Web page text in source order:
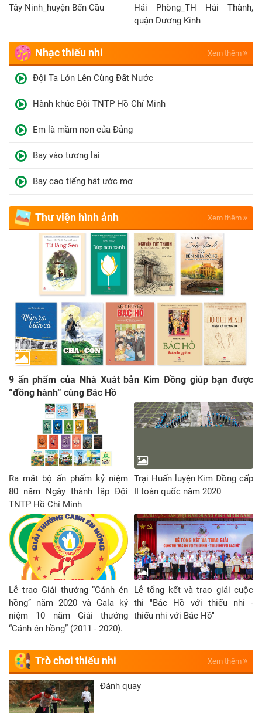
Tây Ninh_huyện Bến Cầu
Hải Phòng_TH Hải Thành,
quận Dương Kinh
Nhạc thiếu nhi Xem thêm
Đội Ta Lớn Lên Cùng Đất Nước
Hành khúc Đội TNTP Hồ Chí Minh
Em là mầm non của Đảng
Bay vào tương lai
Bay cao tiếng hát ước mơ
Thư viện hình ảnh Xem thêm
9 ấn phẩm của Nhà Xuát bản Kim Đồng giúp bạn được
“đồng hành” cùng Bác Hồ
Ra mắt bộ ấn phấm kỷ niệm
80 năm Ngày thành lập Đội
TNTP Hồ Chí Minh
Trại Huấn luyện Kim Đồng cấp
II toàn quốc năm 2020
Lễ trao Giải thưởng “Cánh én
hồng” năm 2020 và Gala kỷ
niệm 10 năm Giải thưởng
“Cánh én hồng” (2011 - 2020).
Lễ tổng kết và trao giải cuộc
thi "Bác Hồ với thiếu nhi -
thiếu nhi với Bác Hồ"
Trò chơi thiếu nhi Xem thêm
Đánh quay